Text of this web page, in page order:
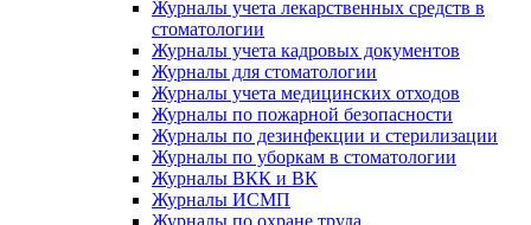
Журналы учета лекарственных средств в
стоматологии
Журналы учета кадровых документов
Журналы для стоматологии
Журналы учета медицинских отходов
Журналы по пожарной безопасности
Журналы по дезинфекции и стерилизации
Журналы по уборкам в стоматологии
Журналы ВКК и ВК
Журналы ИСМП
Журналы по охране труда